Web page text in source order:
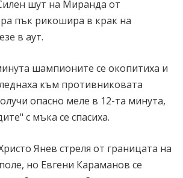
шут на Миранда от
пък рикошира в крак на
в аут.
шампионите се окопитиха и
към противниковата
опасно меле в 12-та минута,
с мъка се спасиха.
Янев стреля от границата на
но Евгени Караманов се